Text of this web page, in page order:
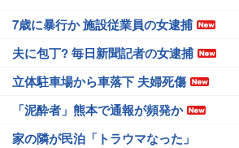
7歳に暴行か 施設従業員の女逮捕
夫に包丁? 毎日新聞記者の女逮捕
立体駐車場から車落下 夫婦死傷
「泥酔者」熊本で通報が頻発か
家の隣が民泊「トラウマなった」